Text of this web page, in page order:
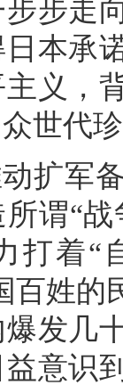
步走
本承
义，
世代
扩军
谓“
打着“
百姓
发几
意识